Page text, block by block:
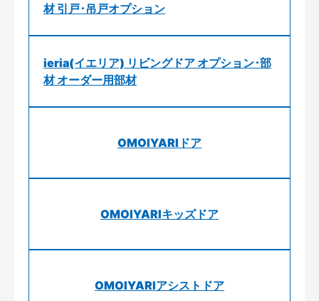
材 引戸･吊戸オプション
ieria(イエリア) リビングドア オプション･部
材 オーダー用部材
OMOIYARIドア
OMOIYARIキッズドア
OMOIYARIアシストドア